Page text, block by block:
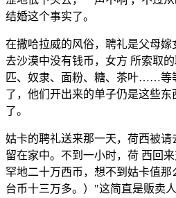
结婚这个事实了。
在撒哈拉威的风俗，聘礼是父母
去沙漠中没有钱币，女方 所索取
匹、奴隶、面粉、糖、茶叶……等
了，他们开出来的单子仍是这些
了。
姑卡的聘礼送来那一天，荷西被
留在家中。不到一小时，荷 西回
罕地二十万西币，想不到姑卡值
台币十三万多。）"这简直是贩卖